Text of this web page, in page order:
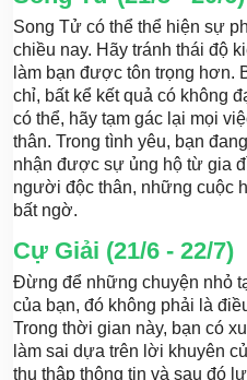
Song Tử có thể thể hiện sự
chiều nay. Hãy tránh thái độ
làm bạn được tôn trọng hơn.
chỉ, bất kể kết quả có không
có thể, hãy tạm gác lại mọi
thân. Trong tình yêu, bạn
nhận được sự ủng hộ từ gia
người độc thân, những cuộc
bất ngờ.
Cự Giải (21/6 - 22/7)
Đừng để những chuyện nhỏ
của bạn, đó không phải là
Trong thời gian này, bạn có
làm sai dựa trên lời khuyên
thu thập thông tin và sau đó